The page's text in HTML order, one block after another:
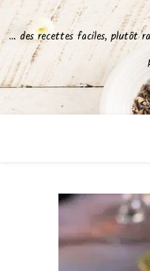
… des recettes faciles, plutôt